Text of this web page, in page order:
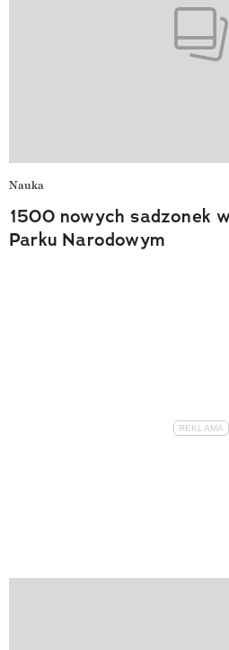
Nauka
1500 nowych sadzonek
Parku Narodowym